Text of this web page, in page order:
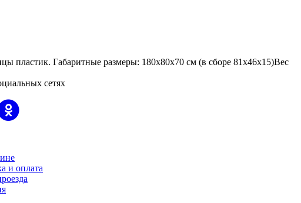
пластик. Габаритные размеры: 180х80х70 см (в сборе 81х46х15)Вес
сетях
и оплата